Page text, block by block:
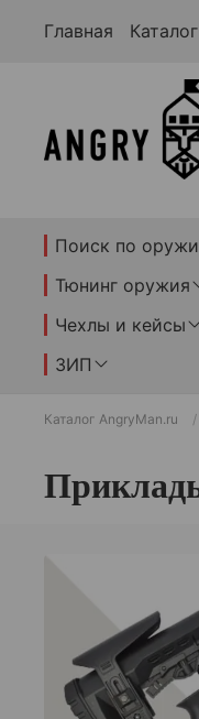
Главная Каталог
Поиск по
Тюнинг оружия
Чехлы и кейсы
ЗИП
Каталог AngryMan.ru